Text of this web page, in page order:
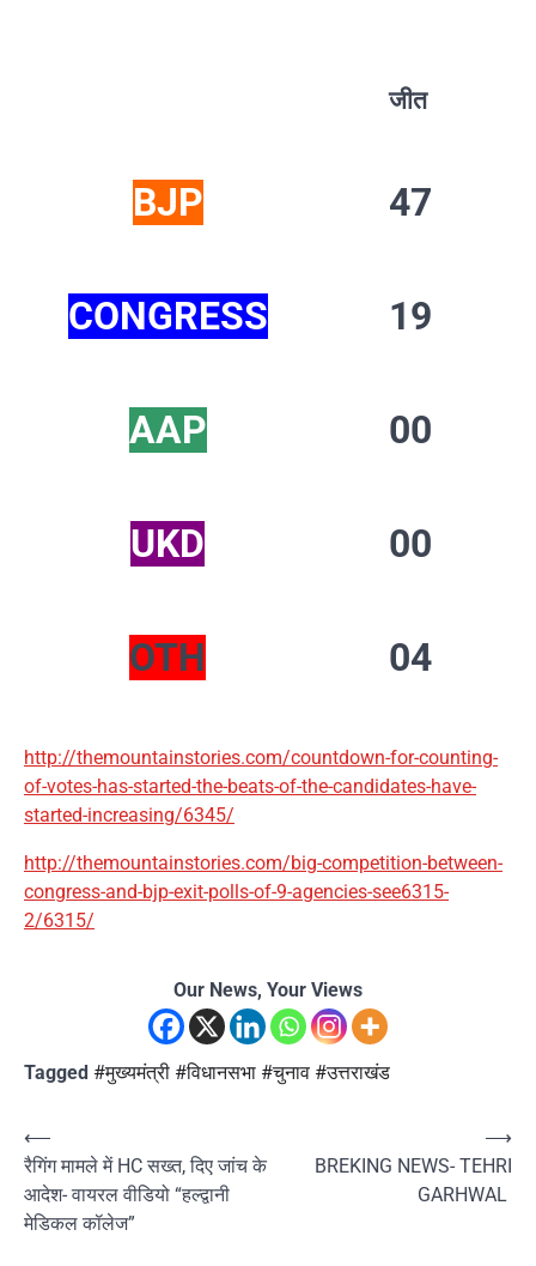
जीत
BJP 47
CONGRESS 19
AAP 00
UKD 00
OTH 04
http://themountainstories.com/countdown-for-counting-
of-votes-has-started-the-beats-of-the-candidates-have-
started-increasing/6345/
http://themountainstories.com/big-competition-between-
congress-and-bjp-exit-polls-of-9-agencies-see6315-
2/6315/
Our News, Your Views
Tagged #मुख्यमंत्री #विधानसभा #चुनाव #उत्तराखंड
Post
navigation
⟵
रैगिंग मामले में HC सख्त, दिए जांच के
आदेश- वायरल वीडियो “हल्द्वानी
मेडिकल कॉलेज”
BREKING NEWS- TEHRI
GARHWAL
⟶